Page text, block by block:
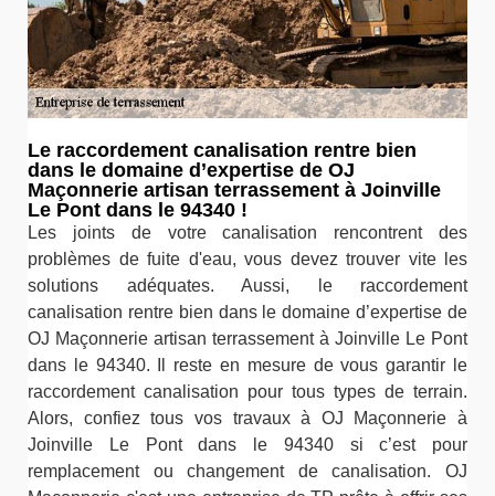
Le raccordement canalisation rentre bien
dans le domaine d’expertise de OJ
Maçonnerie artisan terrassement à Joinville
Le Pont dans le 94340 !
Les joints de votre canalisation rencontrent des
problèmes de fuite d'eau, vous devez trouver vite les
solutions adéquates. Aussi, le raccordement
canalisation rentre bien dans le domaine d’expertise de
OJ Maçonnerie artisan terrassement à Joinville Le Pont
dans le 94340. Il reste en mesure de vous garantir le
raccordement canalisation pour tous types de terrain.
Alors, confiez tous vos travaux à OJ Maçonnerie à
Joinville Le Pont dans le 94340 si c’est pour
remplacement ou changement de canalisation. OJ